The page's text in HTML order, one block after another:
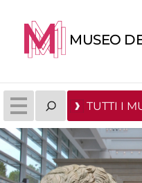
MUSEO
TUTTI I